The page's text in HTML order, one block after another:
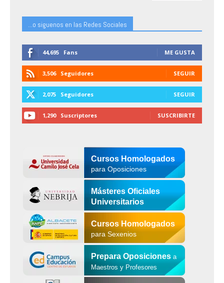
...o siguenos en las Redes Sociales
44,695 Fans ME GUSTA
3,506 Seguidores SEGUIR
2,075 Seguidores SEGUIR
1,290 Suscriptores SUSCRIBIRTE
Cursos Homologados
para Oposiciones
Másteres Oficiales
Universitarios
Cursos Homologados
para Sexenios
Prepara Oposiciones a
Maestros y Profesores